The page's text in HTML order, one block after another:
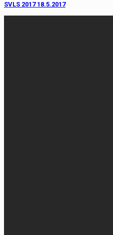
SVLS 2017 18.5.2017